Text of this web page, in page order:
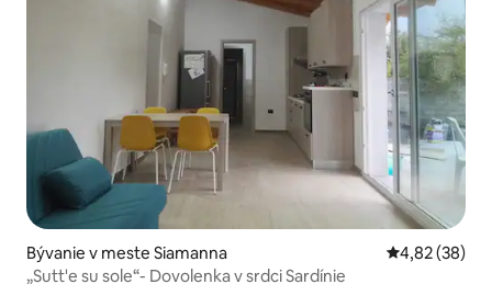
Bývanie v meste Siamanna Priemerné
4,82 (38)
„Sutt'e su sole“- Dovolenka v srdci Sardínie